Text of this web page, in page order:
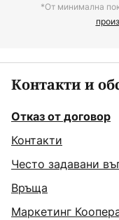
*От минимална
Контакти и
Отказ от договор
Контакти
Често задавани
Връща
Маркетинг